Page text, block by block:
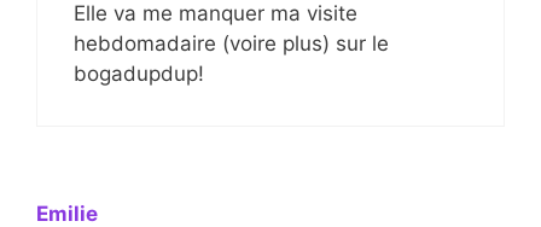
Elle va me manquer ma visite
hebdomadaire (voire plus) sur le
bogadupdup!
Emilie